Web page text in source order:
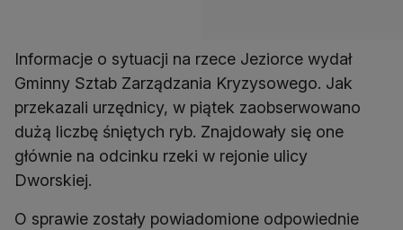
Informacje o sytuacji na rzece Jeziorce wydał
Gminny Sztab Zarządzania Kryzysowego. Jak
przekazali urzędnicy, w piątek zaobserwowano
dużą liczbę śniętych ryb. Znajdowały się one
głównie na odcinku rzeki w rejonie ulicy
Dworskiej.
O sprawie zostały powiadomione odpowiednie